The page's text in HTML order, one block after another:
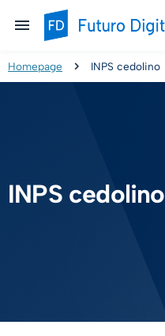
Homepage INPS cedolino
INPS cedolino